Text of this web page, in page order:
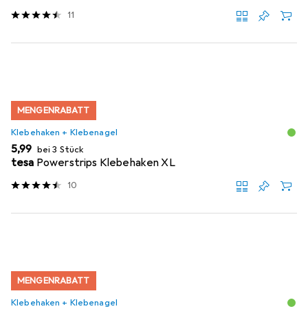
11
MENGENRABATT
Klebehaken + Klebenagel
EUR
5,99 bei 3 Stück
tesa Powerstrips Klebehaken XL
10
MENGENRABATT
Klebehaken + Klebenagel